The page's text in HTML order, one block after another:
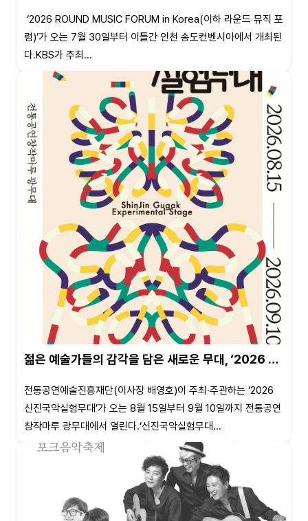
‘2026 ROUND MUSIC FORUM in Korea(이하 라운드 뮤직 포
럼)’가 오는 7월 30일부터 이틀간 인천 송도컨벤시아에서 개최된
다.KBS가 주최...
젊은 예술가들의 감각을 담은 새로운 무대, ‘2026 …
전통공연예술진흥재단(이사장 배영호)이 주최·주관하는 ‘2026
신진국악실험무대’가 오는 8월 15일부터 9월 10일까지 전통공연
창작마루 광무대에서 열린다.‘신진국악실험무대...